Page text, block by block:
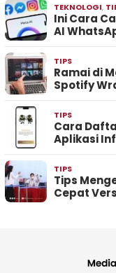
TEKNOLOGI,
Ini Cara
AI
TIPS
Ramai di
Spotify
TIPS
Cara
Aplikasi
TIPS
Tips
Cepat